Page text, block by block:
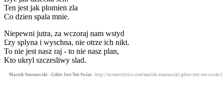
Ten jest jak plomien zla
Co dzien spala mnie.
Niepewni jutra, za wczoraj nam wstyd
£zy splyna i wyschna, nie otrze ich nikt.
To nie jest nasz raj - to nie nasz plan,
Kto ukryl szczesliwy slad.
Maciek Starnawski - Gdzie Jest Ten Swiat - http://ru.motolyrics.com/maciek-starnawski/gdzie-jest-ten-